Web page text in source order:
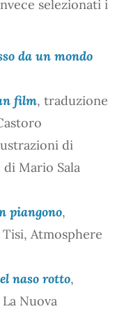
selezionati i
da un mondo
film, traduzione
di
Mario Sala
piangono,
Atmosphere
naso rotto,
Nuova